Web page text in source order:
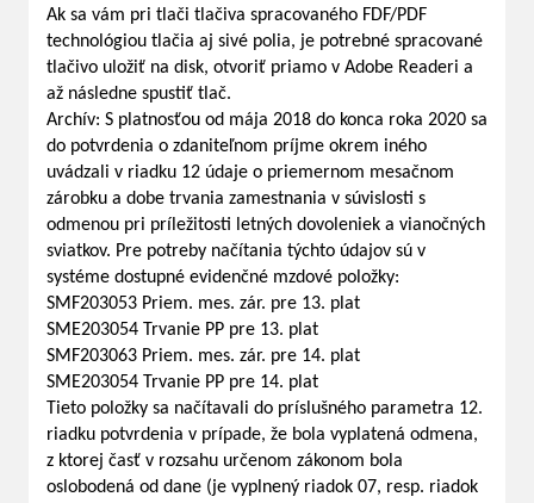
Ak sa vám pri tlači tlačiva spracovaného FDF/PDF
technológiou tlačia aj sivé polia, je potrebné spracované
tlačivo uložiť na disk, otvoriť priamo v Adobe Readeri a
až následne spustiť tlač.
Archív: S platnosťou od mája 2018 do konca roka 2020 sa
do potvrdenia o zdaniteľnom príjme okrem iného
uvádzali v riadku 12 údaje o priemernom mesačnom
zárobku a dobe trvania zamestnania v súvislosti s
odmenou pri príležitosti letných dovoleniek a vianočných
sviatkov. Pre potreby načítania týchto údajov sú v
systéme dostupné evidenčné mzdové položky:
SMF203053 Priem. mes. zár. pre 13. plat
SME203054 Trvanie PP pre 13. plat
SMF203063 Priem. mes. zár. pre 14. plat
SME203054 Trvanie PP pre 14. plat
Tieto položky sa načítavali do príslušného parametra 12.
riadku potvrdenia v prípade, že bola vyplatená odmena,
z ktorej časť v rozsahu určenom zákonom bola
oslobodená od dane (je vyplnený riadok 07, resp. riadok